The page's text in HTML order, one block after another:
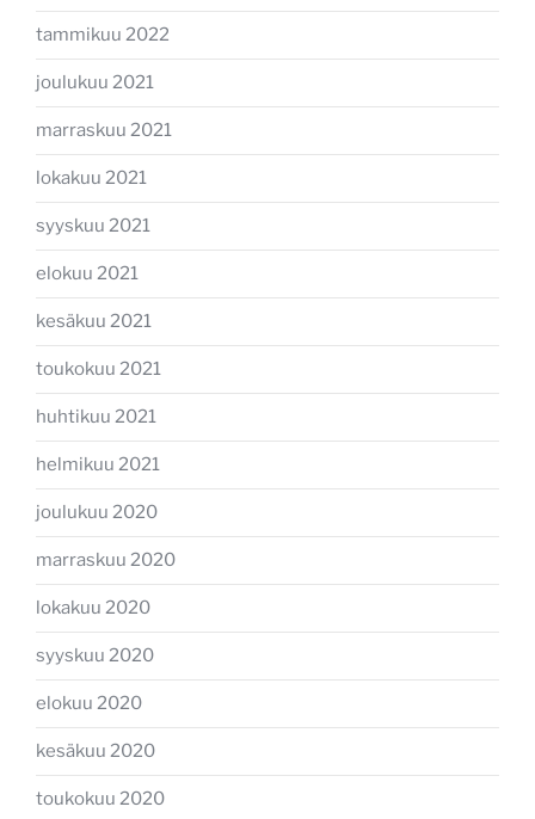
tammikuu 2022
joulukuu 2021
marraskuu 2021
lokakuu 2021
syyskuu 2021
elokuu 2021
kesäkuu 2021
toukokuu 2021
huhtikuu 2021
helmikuu 2021
joulukuu 2020
marraskuu 2020
lokakuu 2020
syyskuu 2020
elokuu 2020
kesäkuu 2020
toukokuu 2020